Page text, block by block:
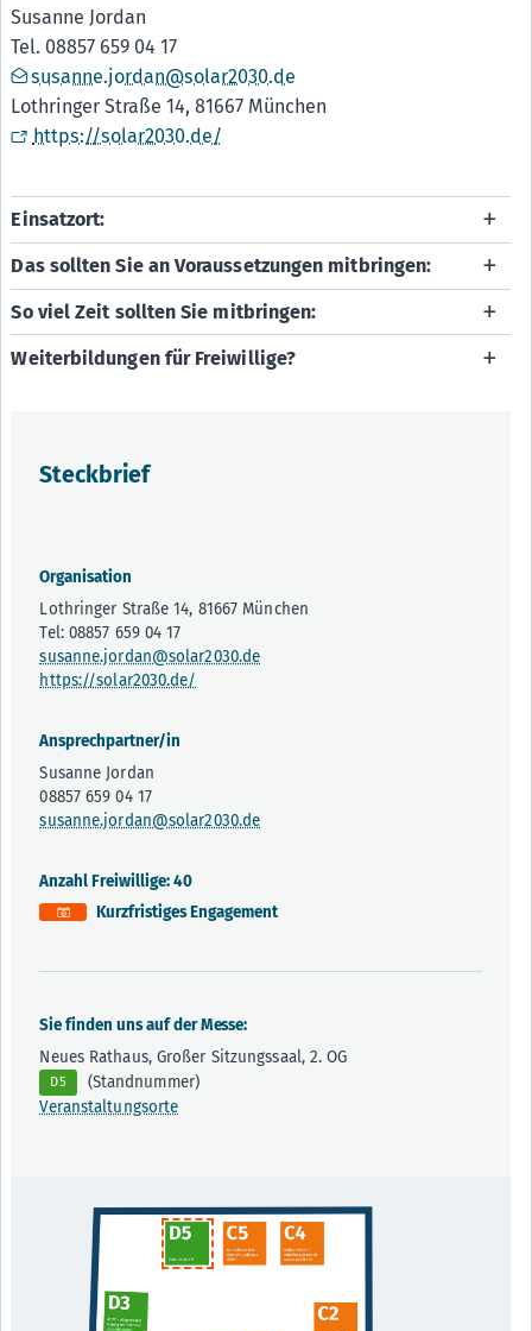
Susanne Jordan
Tel. 08857 659 04 17
susanne.jordan@solar2030.de
Lothringer Straße 14, 81667 München
https://solar2030.de/
Einsatzort:
Das sollten Sie an Voraussetzungen mitbringen:
So viel Zeit sollten Sie mitbringen:
Weiterbildungen für Freiwillige?
Steckbrief
Organisation
Lothringer Straße 14, 81667 München
Tel: 08857 659 04 17
susanne.jordan@solar2030.de
https://solar2030.de/
Ansprechpartner/in
Susanne Jordan
08857 659 04 17
susanne.jordan@solar2030.de
Anzahl Freiwillige: 40
Kurzfristiges Engagement
Sie finden uns auf der Messe:
Neues Rathaus, Großer Sitzungssaal, 2. OG
D5
(Standnummer)
Veranstaltungsorte